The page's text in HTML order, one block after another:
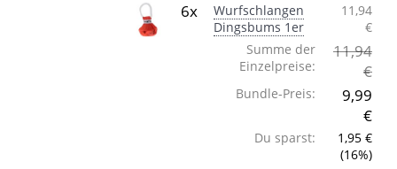
6x
Wurfschlangen
Dingsbums 1er
11,94
€
Summe der
Einzelpreise:
11,94
€
Bundle-Preis:
9,99
€
Du sparst:
1,95 €
(16%)